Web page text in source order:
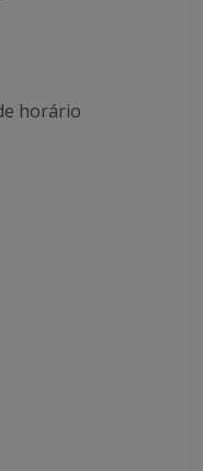
horário